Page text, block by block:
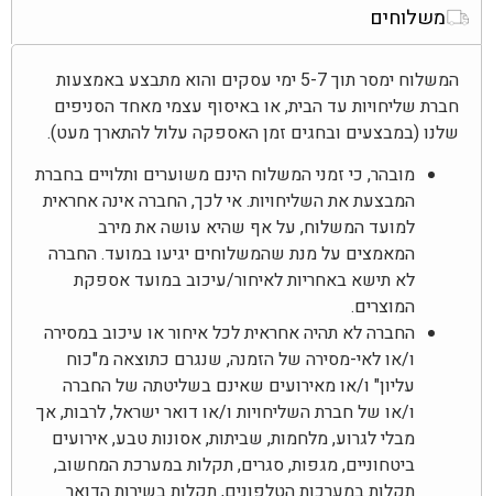
משלוחים
המשלוח ימסר תוך 5-7 ימי עסקים והוא מתבצע באמצעות
חברת שליחויות עד הבית, או באיסוף עצמי מאחד הסניפים
שלנו (במבצעים ובחגים זמן האספקה עלול להתארך מעט).
מובהר, כי זמני המשלוח הינם משוערים ותלויים בחברת
המבצעת את השליחויות. אי לכך, החברה אינה אחראית
למועד המשלוח, על אף שהיא עושה את מירב
המאמצים על מנת שהמשלוחים יגיעו במועד. החברה
לא תישא באחריות לאיחור/עיכוב במועד אספקת
המוצרים.
החברה לא תהיה אחראית לכל איחור או עיכוב במסירה
ו/או לאי-מסירה של הזמנה, שנגרם כתוצאה מ"כוח
עליון" ו/או מאירועים שאינם בשליטתה של החברה
ו/או של חברת השליחויות ו/או דואר ישראל, לרבות, אך
מבלי לגרוע, מלחמות, שביתות, אסונות טבע, אירועים
ביטחוניים, מגפות, סגרים, תקלות במערכת המחשוב,